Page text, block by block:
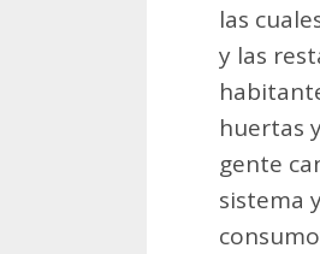
las
y las
huertas
gente
sistema